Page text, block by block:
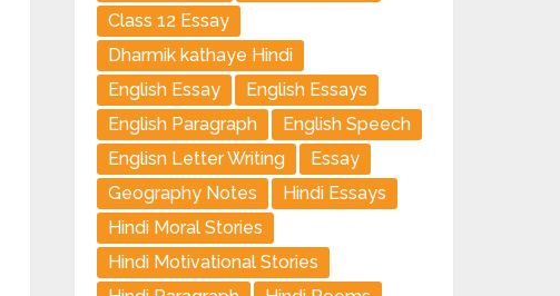
Class 12 Essay
Dharmik kathaye Hindi
English Essay
English Essays
English Paragraph
English Speech
Englisn Letter Writing
Essay
Geography Notes
Hindi Essays
Hindi Moral Stories
Hindi Motivational Stories